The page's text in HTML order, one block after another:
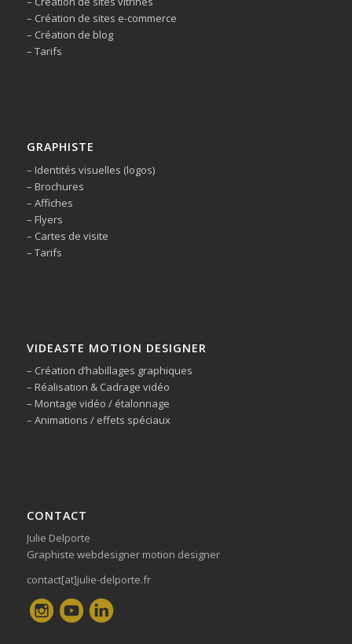
– Création de sites e-commerce
– Création de blog
– Tarifs
GRAPHISTE
– Identités visuelles (logos)
– Brochures
– Affiches
– Flyers
– Cartes de visite
– Tarifs
VIDEASTE MOTION DESIGNER
– Création d’habillages graphiques
– Réalisation & Cadrage vidéo
– Montage vidéo / étalonnage
– Animations / effets spéciaux
CONTACT
Julie Delporte
Graphiste webdesigner motion designer
contact[at]julie-delporte.fr